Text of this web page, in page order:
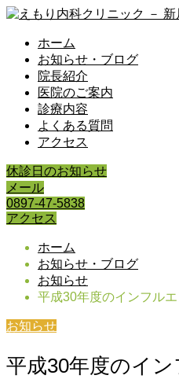
ホーム
お知らせ・ブログ
院長紹介
医院のご案内
診療内容
よくある質問
アクセス
休診日のお知らせ
メール
0897-47-5838
アクセス
ホーム
お知らせ・ブログ
お知らせ
平成30年度のインフル
お知らせ
平成30年度のイ